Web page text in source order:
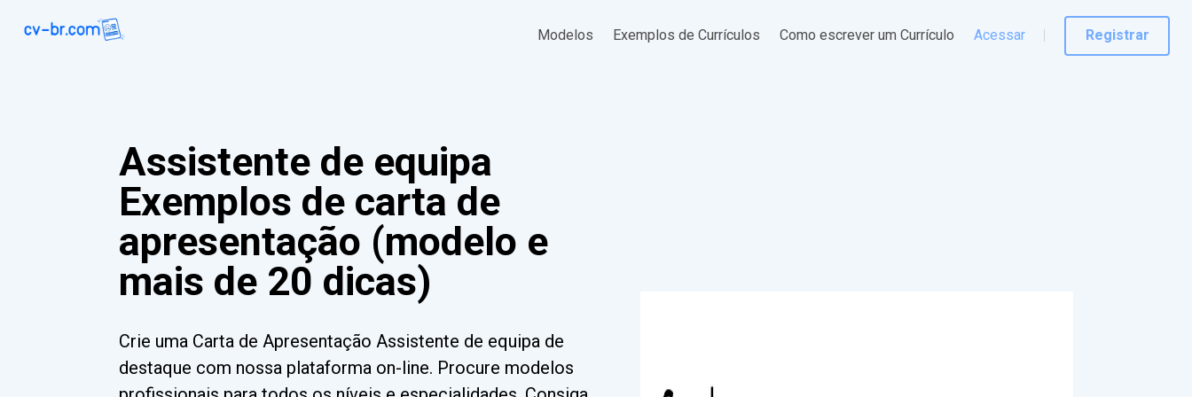
Modelos Exemplos de Currículos Como escrever um Currículo Acessar Registrar
Assistente de equipa
Exemplos de carta de
apresentação (modelo e
mais de 20 dicas)
Crie uma Carta de Apresentação Assistente de equipa de
destaque com nossa plataforma on-line. Procure modelos